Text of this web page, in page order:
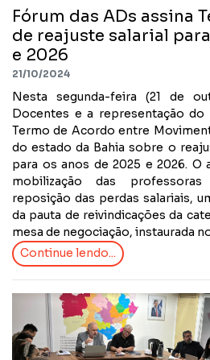
Fórum das ADs assina
de reajuste salarial
e 2026
21/10/2024
Nesta segunda-feira (21 de
Docentes e a representação do
Termo de Acordo entre
do estado da Bahia sobre o
para os anos de 2025 e 2026. O
mobilização das
reposição das perdas salariais,
da pauta de reivindicações da
mesa de negociação, instaurada
Continue lendo...